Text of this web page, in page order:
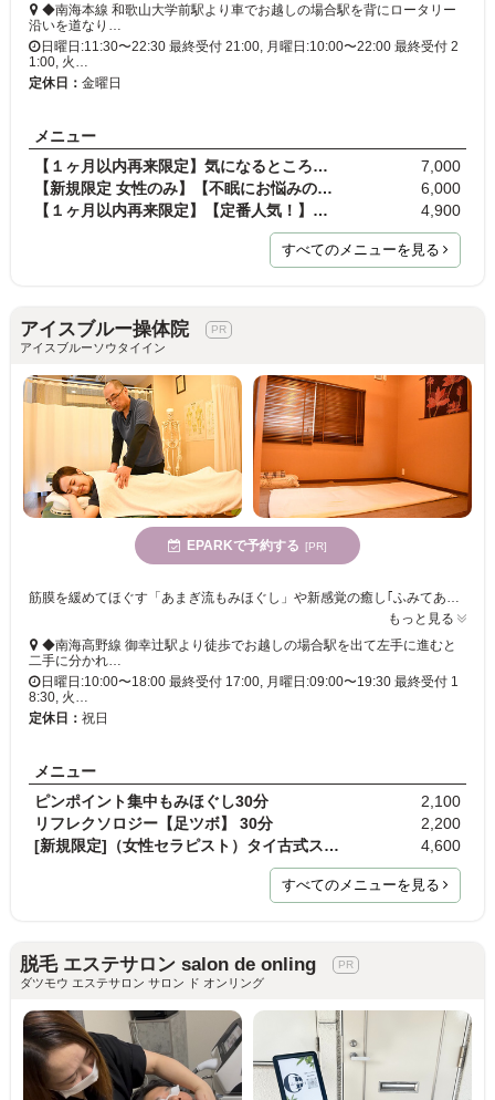
◆南海本線 和歌山大学前駅より車でお越しの場合駅を背にロータリー
沿いを道なり…
日曜日:11:30〜22:30 最終受付 21:00, 月曜日:10:00〜22:00 最終受付 2
1:00, 火…
定休日： 金曜日
メニュー
【１ヶ月以内再来限定】気になるところすべてスッキ…
7,000
【新規限定 女性のみ】【不眠にお悩みの方も！】新メ…
6,000
【１ヶ月以内再来限定】【定番人気！】バキバキなし…
4,900
すべてのメニューを見る
アイスブルー操体院
アイスブルーソウタイイン
EPARKで予約する [PR]
もっと見る
◆南海高野線 御幸辻駅より徒歩でお越しの場合駅を出て左手に進むと
二手に分かれ…
日曜日:10:00〜18:00 最終受付 17:00, 月曜日:09:00〜19:30 最終受付 1
8:30, 火…
定休日： 祝日
メニュー
ピンポイント集中もみほぐし30分
2,100
リフレクソロジー【足ツボ】 30分
2,200
[新規限定]（女性セラピスト）タイ古式ストレッチ&am…
4,600
すべてのメニューを見る
脱毛 エステサロン salon de onling
ダツモウ エステサロン サロン ド オンリング